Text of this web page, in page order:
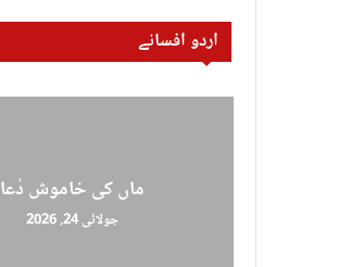
اردو افسانے
ماں کی خاموش دُعا
جولائی 24, 2026